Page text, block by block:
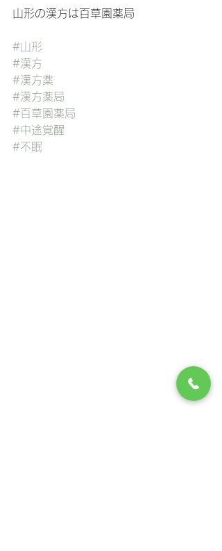
山形の漢方は百草園薬局
#山形
#漢方
#漢方薬
#漢方薬局
#百草園薬局
#中途覚醒
#不眠